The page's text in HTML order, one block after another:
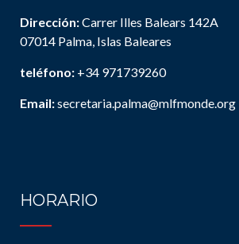
Dirección:Carrer Illes Balears 142A
07014 Palma, Islas Baleares
teléfono: +34 971739260
Email:secretaria.palma@mlfmonde.org
HORARIO